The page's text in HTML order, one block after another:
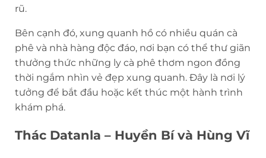
rũ.
Bên cạnh đó, xung quanh hồ có nhiều quán cà
phê và nhà hàng độc đáo, nơi bạn có thể thư giãn
thưởng thức những ly cà phê thơm ngon đồng
thời ngắm nhìn vẻ đẹp xung quanh. Đây là nơi lý
tưởng để bắt đầu hoặc kết thúc một hành trình
khám phá.
Thác Datanla – Huyền Bí và Hùng Vĩ